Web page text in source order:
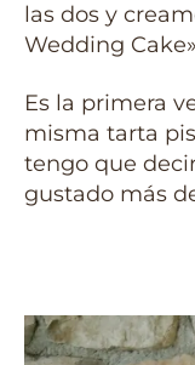
las dos y
Wedding
Es la primera
misma tarta
tengo que
gustado más